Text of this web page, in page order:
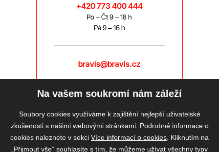
+420 773 400 444
Po – Čt 9 – 18 h
Pá 9 – 16 h
bravis@bravis.cz
Na vašem soukromí nám záleží
Soubory cookies využíváme k zajištění nejlepší uživatelské
zkušenosti s našimi webovými stránkami. Podrobné informace o
cookies naleznete v sekci Více informací o cookies . Kliknutím na
„Přijmout vše“ souhlasíte s tím, že můžeme užívat všechny typy